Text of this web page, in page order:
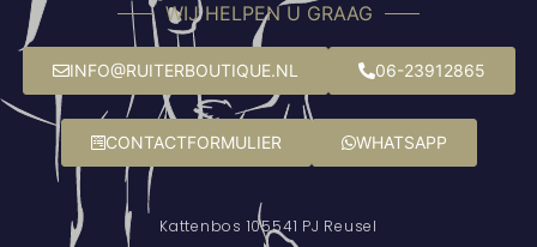
WIJ HELPEN U GRAAG
INFO@RUITERBOUTIQUE.NL 06-23912865
CONTACTFORMULIER WHATSAPP
Kattenbos 105541 PJ Reusel